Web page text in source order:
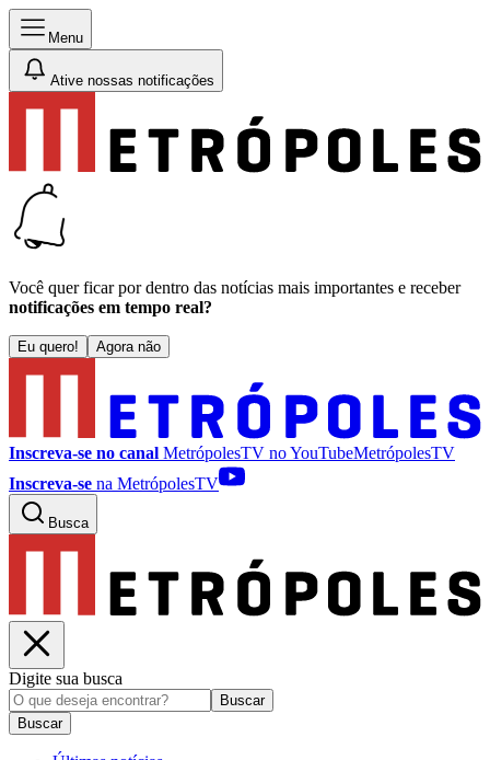
Menu
Ative nossas notificações
Você quer ficar por dentro das notícias mais importantes e receber
notificações em tempo real?
Eu quero! Agora não
Inscreva-se no canal MetrópolesTV noYouTubeMetrópolesTV
Inscreva-se na MetrópolesTV
Busca
Digite sua busca
Buscar
Buscar